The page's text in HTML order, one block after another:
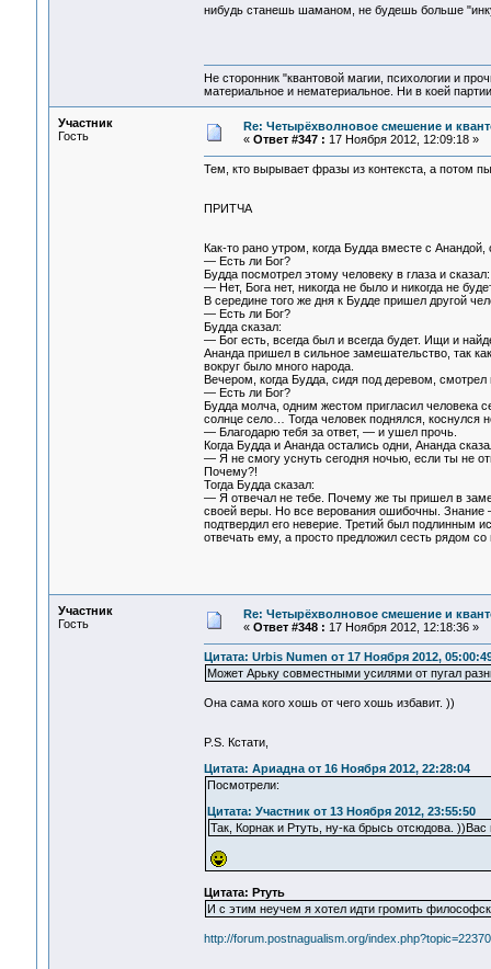
нибудь станешь шаманом, не будешь больше
Не сторонник "квантовой магии, психологии и
материальное и нематериальное. Ни в коей
Участник
Гость
Re: Четырёхволновое смешение и
« Ответ #347 : 17 Ноября 2012, 12:09:18 »
Тем, кто вырывает фразы из контекста, а потом
ПРИТЧА
Как-то рано утром, когда Будда вместе с
— Есть ли Бог?
Будда посмотрел этому человеку в глаза и сказал:
— Нет, Бога нет, никогда не было и никогда не
В середине того же дня к Будде пришел другой
— Есть ли Бог?
Будда сказал:
— Бог есть, всегда был и всегда будет. Ищи и
Ананда пришел в сильное замешательство, так
вокруг было много народа.
Вечером, когда Будда, сидя под деревом,
— Есть ли Бог?
Будда молча, одним жестом пригласил человека
солнце село… Тогда человек поднялся, коснулся
— Благодарю тебя за ответ, — и ушел прочь.
Когда Будда и Ананда остались одни, Ананда
— Я не смогу уснуть сегодня ночью, если ты не
Почему?!
Тогда Будда сказал:
— Я отвечал не тебе. Почему же ты пришел в
своей веры. Но все верования ошибочны. Знание
подтвердил его неверие. Третий был подлинным
отвечать ему, а просто предложил сесть рядом
Участник
Гость
Re: Четырёхволновое смешение и
« Ответ #348 : 17 Ноября 2012, 12:18:36 »
Цитата: Urbis Numen от 17 Ноября 2012,
Может Арьку совместными усилями от пугал
Она сама кого хошь от чего хошь избавит. ))
P.S. Кстати,
Цитата: Ариадна от 16 Ноября 2012, 22:28:04
Посмотрели:
Цитата: Участник от 13 Ноября 2012, 23:55:50
Так, Корнак и Ртуть, ну-ка брысь отсюдова.
Цитата: Ртуть
И с этим неучем я хотел идти громить
http://forum.postnagualism.org/